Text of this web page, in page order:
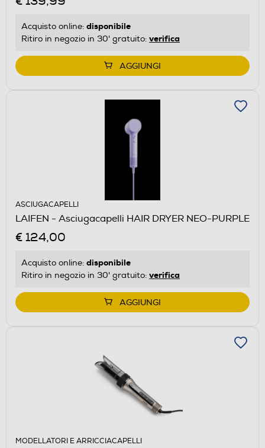
Acquisto online: disponibile
Ritiro in negozio in 30' gratuito: verifica
AGGIUNGI
ASCIUGACAPELLI
LAIFEN - Asciugacapelli HAIR DRYER NEO-PURPLE
€ 124,00
Acquisto online: disponibile
Ritiro in negozio in 30' gratuito: verifica
AGGIUNGI
MODELLATORI E ARRICCIACAPELLI